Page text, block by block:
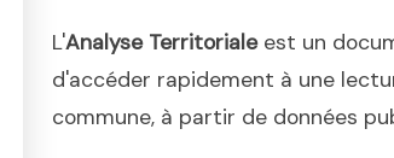
L'Analyse Territorialeest un
d'accéder rapidement à une
commune, à partir de données